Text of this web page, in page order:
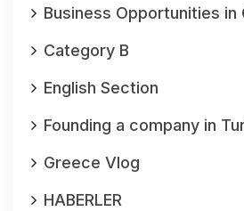
Business Opportunities in
Category B
English Section
Founding a company in
Greece Vlog
HABERLER